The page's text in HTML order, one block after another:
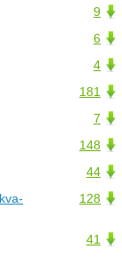
9
6
4
181
7
148
44
128
41